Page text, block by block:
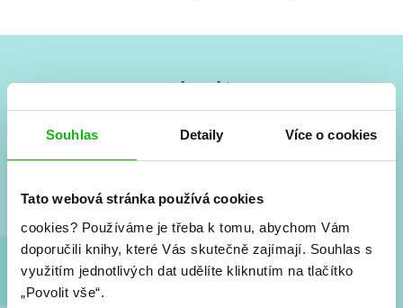
Souhlas Detaily Více o cookies
Tato webová stránka používá cookies
cookies? Používáme je třeba k tomu, abychom Vám
doporučili knihy, které Vás skutečně zajímají. Souhlas s
využitím jednotlivých dat udělíte kliknutím na tlačítko
„Povolit vše“.
Vše kolem #youngadult každý měsíc rovnou do mailu!
a seriálové adaptace a další.